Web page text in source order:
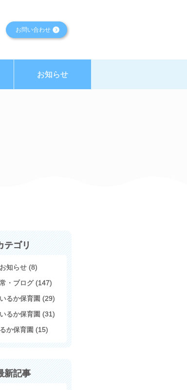
お問い合わせ
お知らせ
テゴリ
知らせ (8)
・ブログ (147)
るか保育園 (29)
るか保育園 (31)
か保育園 (15)
新記事